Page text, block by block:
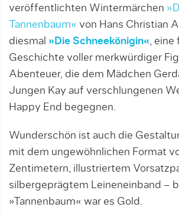
veröffentlichten Wintermärchen
Tannenbaum« von Hans Christian
diesmal »Die Schneekönigin«, eine
Geschichte voller merkwürdiger
Abenteuer, die dem Mädchen
Jungen Kay auf verschlungenen
Happy End begegnen.
Wunderschön ist auch die
mit dem ungewöhnlichen Format
Zentimetern, illustriertem
silbergeprägtem Leineneinband –
»Tannenbaum« war es Gold.